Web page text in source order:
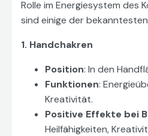
Rolle im Energiesystem des
sind einige der
1. Handchakren
Position: In den
Funktionen:
Kreativität.
Positive Effekte bei
Heilfähigkeiten,